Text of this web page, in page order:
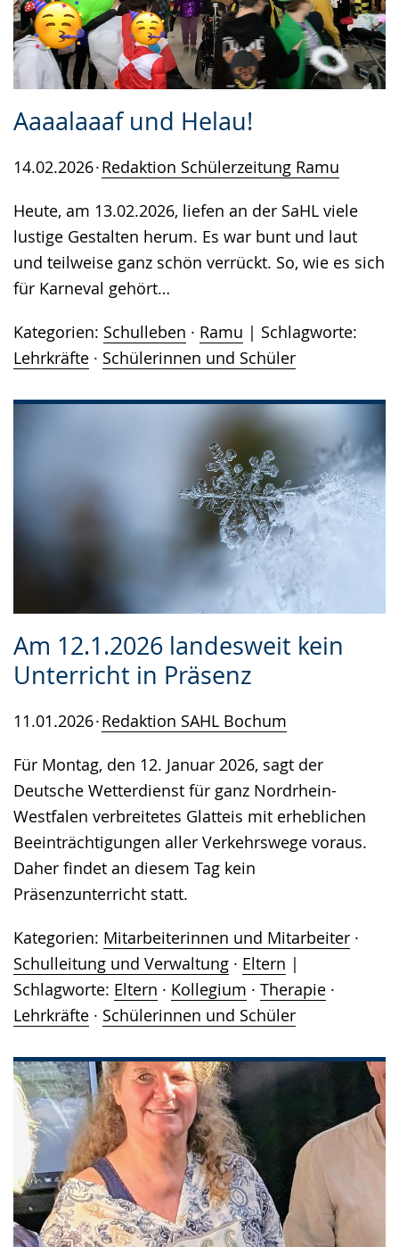
Aaaalaaaf und Helau!
14.02.2026 Redaktion Schülerzeitung Ramu
Heute, am 13.02.2026, liefen an der SaHL viele
lustige Gestalten herum. Es war bunt und laut
und teilweise ganz schön verrückt. So, wie es sich
für Karneval gehört…
Kategorien: Schulleben · Ramu
Schlagworte:
Lehrkräfte · Schülerinnen und Schüler
Am 12.1.2026 landesweit kein
Unterricht in Präsenz
11.01.2026 Redaktion SAHL Bochum
Für Montag, den 12. Januar 2026, sagt der
Deutsche Wetterdienst für ganz Nordrhein-
Westfalen verbreitetes Glatteis mit erheblichen
Beeinträchtigungen aller Verkehrswege voraus.
Daher findet an diesem Tag kein
Präsenzunterricht statt.
Kategorien: Mitarbeiterinnen und Mitarbeiter ·
Schulleitung und Verwaltung · Eltern
Schlagworte: Eltern · Kollegium · Therapie ·
Lehrkräfte · Schülerinnen und Schüler